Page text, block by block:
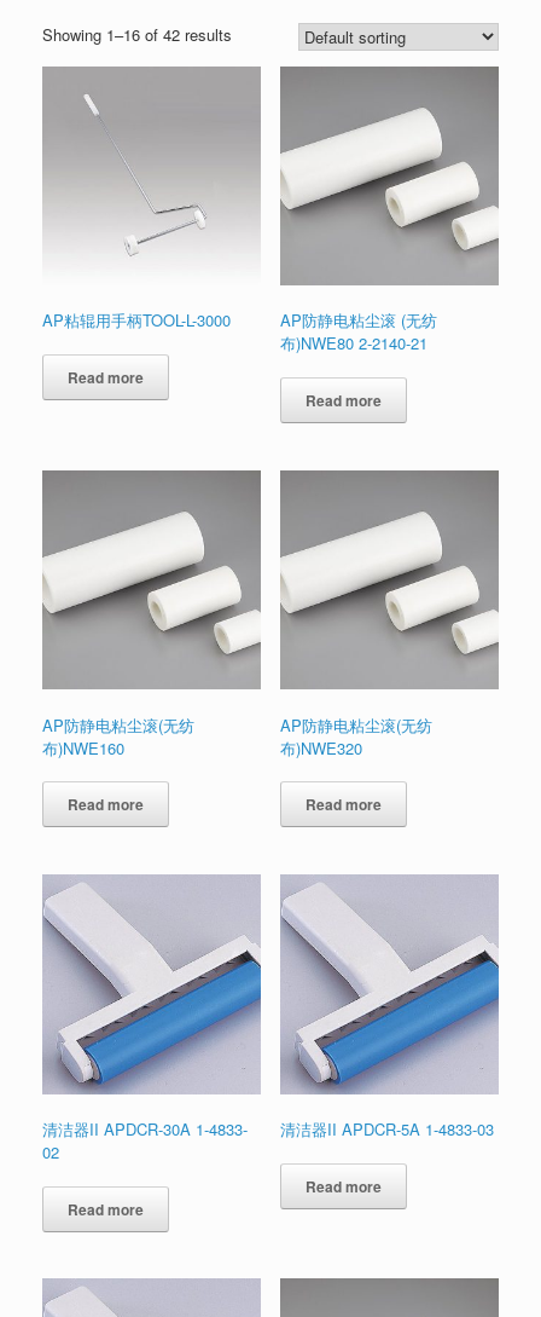
Showing 1–16 of 42 results
AP粘辊用手柄TOOL-L-3000
Read more
AP防静电粘尘滚 (无纺
布)NWE80 2-2140-21
Read more
AP防静电粘尘滚(无纺
布)NWE160
Read more
AP防静电粘尘滚(无纺
布)NWE320
Read more
清洁器II APDCR-30A 1-4833-
02
Read more
清洁器II APDCR-5A 1-4833-03
Read more